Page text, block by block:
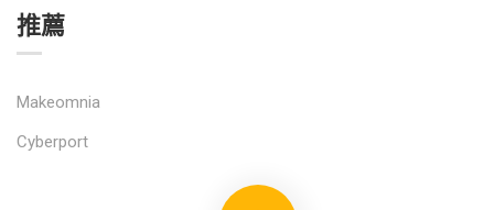
推薦
Makeomnia
Cyberport